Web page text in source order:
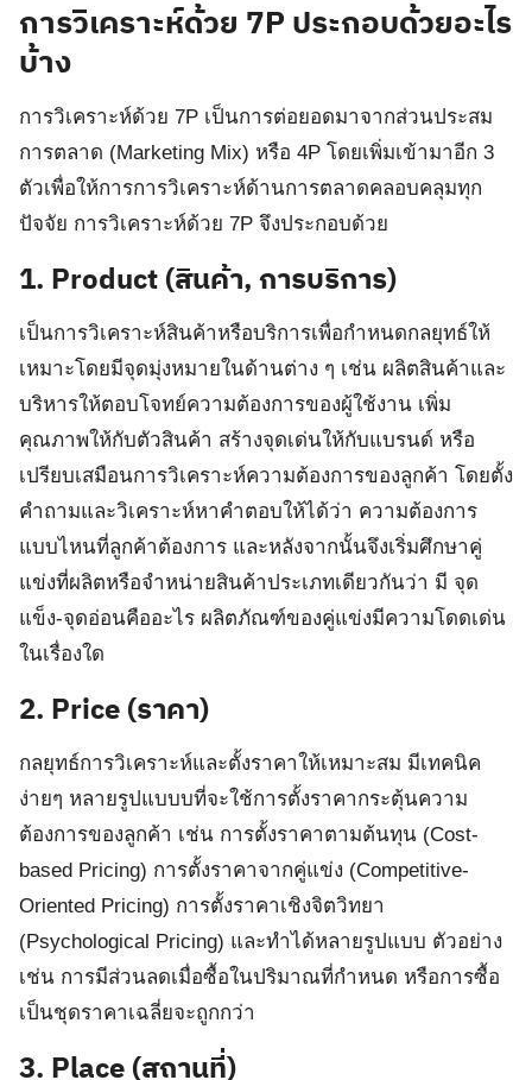
การวิเคราะห์ด้วย 7P ประกอบด้วยอะไร
บ้าง
การวิเคราะห์ด้วย 7P เป็นการต่อยอดมาจากส่วนประสม
การตลาด (Marketing Mix) หรือ 4P โดยเพิ่มเข้ามาอีก 3
ตัวเพื่อให้การการวิเคราะห์ด้านการตลาดคลอบคลุมทุก
ปัจจัย การวิเคราะห์ด้วย 7P จึงประกอบด้วย
1. Product (สินค้า, การบริการ)
เป็นการวิเคราะห์สินค้าหรือบริการเพื่อกำหนดกลยุทธ์ให้
เหมาะโดยมีจุดมุ่งหมายในด้านต่าง ๆ เช่น ผลิตสินค้าและ
บริหารให้ตอบโจทย์ความต้องการของผู้ใช้งาน เพิ่ม
คุณภาพให้กับตัวสินค้า สร้างจุดเด่นให้กับแบรนด์ หรือ
เปรียบเสมือนการวิเคราะห์ความต้องการของลูกค้า โดยตั้ง
คำถามและวิเคราะห์หาคำตอบให้ได้ว่า ความต้องการ
แบบไหนที่ลูกค้าต้องการ และหลังจากนั้นจึงเริ่มศึกษาคู่
แข่งที่ผลิตหรือจำหน่ายสินค้าประเภทเดียวกันว่า มี จุด
แข็ง-จุดอ่อนคืออะไร ผลิตภัณฑ์ของคู่แข่งมีความโดดเด่น
ในเรื่องใด
2. Price (ราคา)
กลยุทธ์การวิเคราะห์และตั้งราคาให้เหมาะสม มีเทคนิค
ง่ายๆ หลายรูปแบบบที่จะใช้การตั้งราคากระตุ้นความ
ต้องการของลูกค้า เช่น การตั้งราคาตามต้นทุน (Cost-
based Pricing) การตั้งราคาจากคู่แข่ง (Competitive-
Oriented Pricing) การตั้งราคาเชิงจิตวิทยา
(Psychological Pricing) และทำได้หลายรูปแบบ ตัวอย่าง
เช่น การมีส่วนลดเมื่อซื้อในปริมาณที่กำหนด หรือการซื้อ
เป็นชุดราคาเฉลี่ยจะถูกกว่า
3. Place (สถานที่)